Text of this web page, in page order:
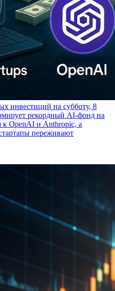
инвестиций на субботу, 8
рекордный AI-фонд на
к OpenAI и Anthropic, а
переживают